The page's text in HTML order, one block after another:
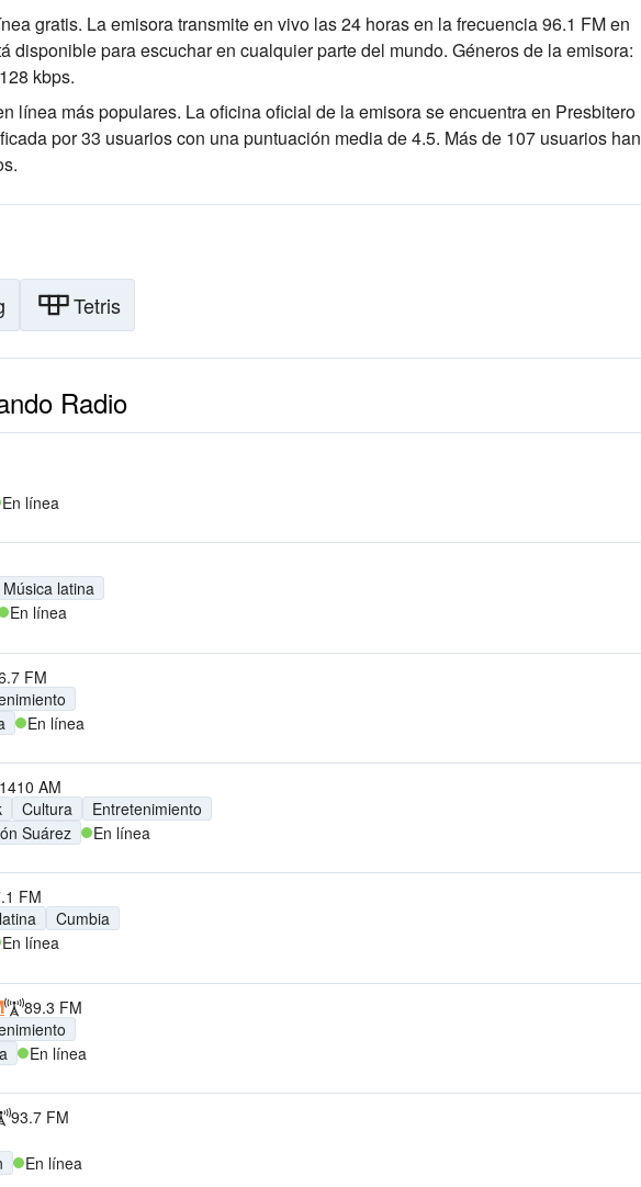
gratis. La emisora transmite en vivo las 24 horasen la frecuencia 96.1 FMen
disponible para escuchar en cualquier parte del mundo. Géneros de la emisora:
kbps.
línea más populares. La oficina oficial de la emisora se encuentra en Presbitero
por 33 usuarios con una puntuación media de 4.5. Más de 107 usuarios han
Tetris
Radio
En línea
Música latina
En línea
FM
En línea
1410 AM
Cultura
Entretenimiento
Suárez En línea
FM
Cumbia
En línea
89.3 FM
En línea
93.7 FM
En línea